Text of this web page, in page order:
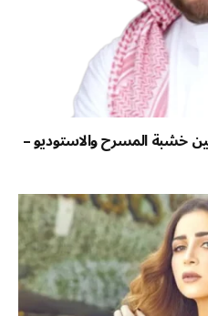
خشبة المسرح والاستوديو –